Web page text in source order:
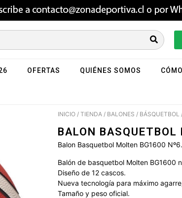
OFERTAS QUIÉNES SOMOS
INICIO / TIENDA / BALONES / BÁSQUETBOL
BALON
Balon Basquetbol Molten BG1600 Nº6.
Balón de basquetbol Molten BG1600
Diseño de 12 cascos.
Nueva tecnología para máximo
Tamaño y peso oficial.